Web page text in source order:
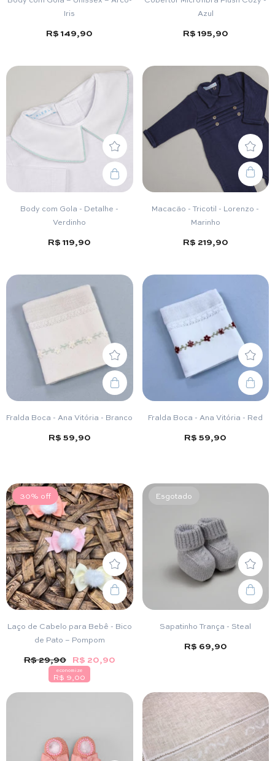
Iris
R$ 149,90
Azul
R$ 195,90
Body com Gola - Detalhe -
Verdinho
R$ 119,90
Macacão - Tricotil - Lorenzo -
Marinho
R$ 219,90
Fralda Boca - Ana Vitória - Branco
R$ 59,90
Fralda Boca - Ana Vitória - Red
R$ 59,90
30% off
Laço de Cabelo para Bebê - Bico
de Pato – Pompom
R$ 29,90 R$ 20,90
economize
R$ 9,00
Esgotado
Sapatinho Trança - Steal
R$ 69,90